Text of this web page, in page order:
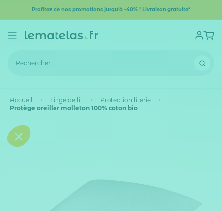
Profitez de nos promotions jusqu'à -40% ! Livraison gratuite*
Accueil Linge de lit
Protection literie
Protège oreiller molleton 100% coton bio